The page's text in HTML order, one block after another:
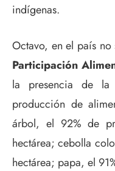
indígenas.
Octavo, en el país
Participación
la presencia de la
producción de
árbol, el 92% de
hectárea; cebolla
hectárea; papa, el